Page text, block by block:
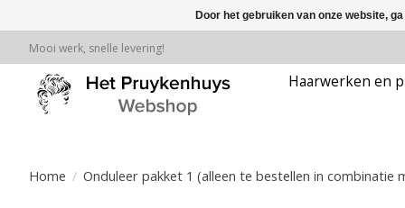
Mooi werk, snelle levering!
Haarwerken en
Home / Onduleer pakket 1 (alleen te bestellen in combinatie
Door het gebruiken van onze website,